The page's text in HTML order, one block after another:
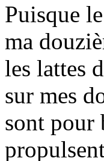
Puisque
ma
les lattes
sur mes
sont pour